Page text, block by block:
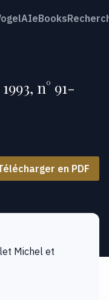
eBooks
n° 91-
en PDF
Michel et